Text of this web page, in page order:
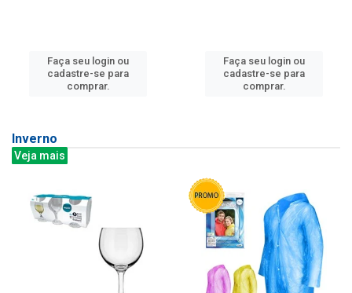
Faça seu login ou
cadastre-se para
comprar.
Faça seu login ou
cadastre-se para
comprar.
Inverno
Veja mais